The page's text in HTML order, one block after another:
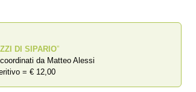
DI SIPARIO”
da Matteo Alessi
= € 12,00